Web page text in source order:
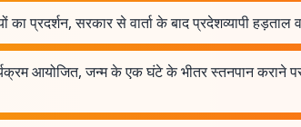
का प्रदर्शन, सरकार से वार्ता के बाद प्रदेशव्यापी हड़ताल
आयोजित, जन्म के एक घंटे के भीतर स्तनपान कराने